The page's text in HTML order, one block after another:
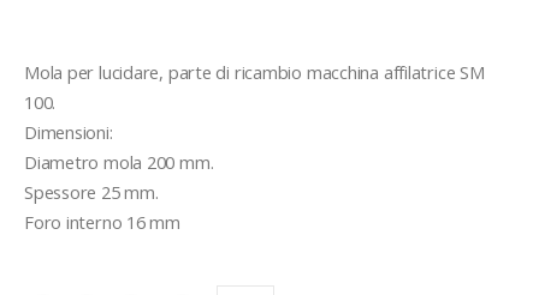
Mola per lucidare, parte di ricambio macchina affilatrice SM
100.
Dimensioni:
Diametro mola 200 mm.
Spessore 25 mm.
Foro interno 16 mm